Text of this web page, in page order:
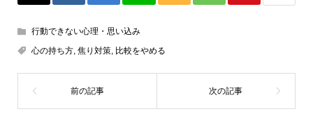
行動できない心理・思い込み
心の持ち方, 焦り対策, 比較をやめる